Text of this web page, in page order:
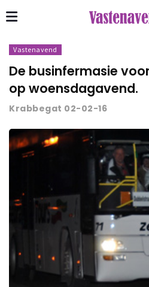
Vastenavend
De businfermasie
op woensdagavend.
Krabbegat 02-02-16